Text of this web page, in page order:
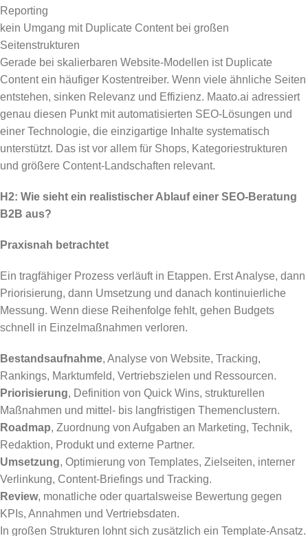
Reporting
kein Umgang mit Duplicate Content bei großen
Seitenstrukturen
Gerade bei skalierbaren Website-Modellen ist Duplicate
Content ein häufiger Kostentreiber. Wenn viele ähnliche Seiten
entstehen, sinken Relevanz und Effizienz. Maato.ai adressiert
genau diesen Punkt mit automatisierten SEO-Lösungen und
einer Technologie, die einzigartige Inhalte systematisch
unterstützt. Das ist vor allem für Shops, Kategoriestrukturen
und größere Content-Landschaften relevant.
H2: Wie sieht ein realistischer Ablauf einer SEO-Beratung
B2B aus?
Praxisnah betrachtet
Ein tragfähiger Prozess verläuft in Etappen. Erst Analyse, dann
Priorisierung, dann Umsetzung und danach kontinuierliche
Messung. Wenn diese Reihenfolge fehlt, gehen Budgets
schnell in Einzelmaßnahmen verloren.
Bestandsaufnahme, Analyse von Website, Tracking,
Rankings, Marktumfeld, Vertriebszielen und Ressourcen.
Priorisierung, Definition von Quick Wins, strukturellen
Maßnahmen und mittel- bis langfristigen Themenclustern.
Roadmap, Zuordnung von Aufgaben an Marketing, Technik,
Redaktion, Produkt und externe Partner.
Umsetzung, Optimierung von Templates, Zielseiten, interner
Verlinkung, Content-Briefings und Tracking.
Review, monatliche oder quartalsweise Bewertung gegen
KPIs, Annahmen und Vertriebsdaten.
In großen Strukturen lohnt sich zusätzlich ein Template-Ansatz.